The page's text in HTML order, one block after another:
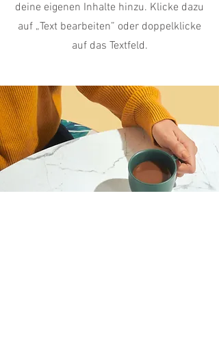
deine eigenen Inhalte hinzu. Klicke dazu
auf „Text bearbeiten” oder doppelklicke
auf das Textfeld.